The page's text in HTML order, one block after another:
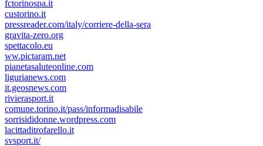
fctorinospa.it
custorino.it
pressreader.com/italy/corriere-della-sera
gravita-zero.org
spettacolo.eu
ww.pictaram.net
pianetasaluteonline.com
ligurianews.com
it.geosnews.com
rivierasport.it
comune.torino.it/pass/informadisabile
sorrisididonne.wordpress.com
lacittaditrofarello.it
svsport.it/